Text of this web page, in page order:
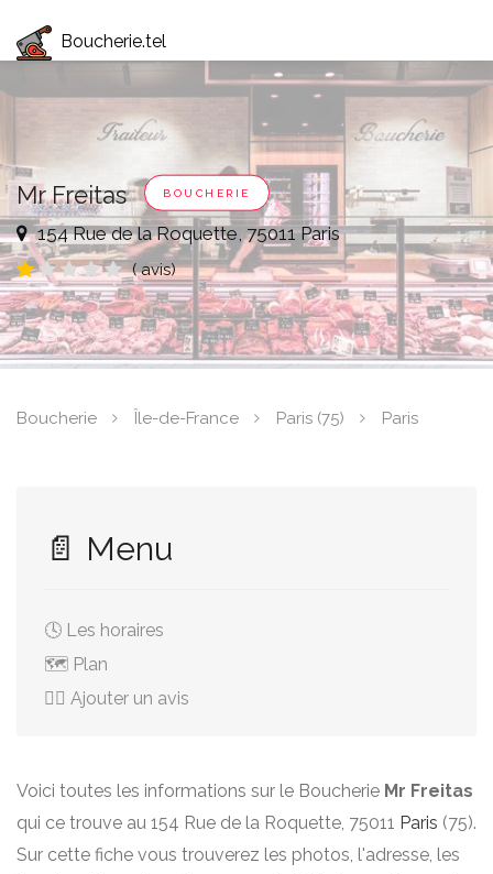
Boucherie.tel
Mr Freitas BOUCHERIE
154 Rue de la Roquette, 75011 Paris
( avis)
Boucherie Île-de-France Paris (75) Paris
📄 Menu
🕓 Les horaires
🗺️ Plan
✍🏻 Ajouter un avis
Voici toutes les informations sur le Boucherie Mr Freitas
qui ce trouve au 154 Rue de la Roquette, 75011 Paris (75).
Sur cette fiche vous trouverez les photos, l'adresse, les